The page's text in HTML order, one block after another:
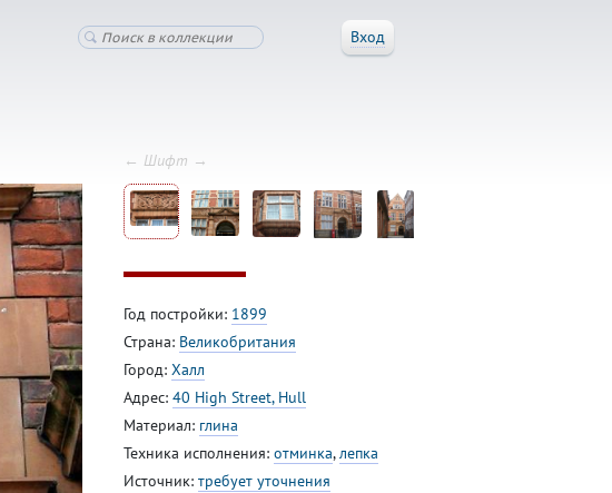
Вход
← Шифт →
Год постройки: 1899
Страна: Великобритания
Город: Халл
Адрес: 40 High Street, Hull
Материал: глина
Техника исполнения: отминка,лепка
Источник: требует уточнения